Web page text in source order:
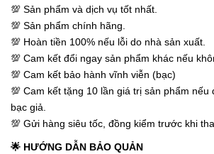
💯 Sản phẩm và dịch vụ tốt nhất.
💯 Sản phẩm chính hãng.
💯 Hoàn tiền 100% nếu lỗi do nhà sản xuất.
💯 Cam kết đổi ngay sản phẩm khác nếu
💯 Cam kết bảo hành vĩnh viễn (bạc)
💯 Cam kết tặng 10 lần giá trị sản phẩm nếu
bạc giả.
💯 Gửi hàng siêu tốc, đồng kiểm trước khi
🌟 HƯỚNG DẪN BẢO QUẢN